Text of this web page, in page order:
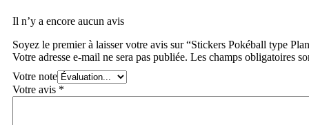
Il n’y a encore aucun avis
Soyez le premier à laisser votre avis sur “Stickers Pokéball type
Votre adresse e-mail ne sera pas publiée. Les champs obligatoires
Votre note
Votre avis *